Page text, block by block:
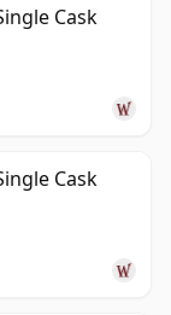
Cask
Cask